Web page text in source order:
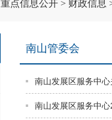
重点信息公开 > 财政信息
南山管委会
南山发展区服务中
南山发展区服务中